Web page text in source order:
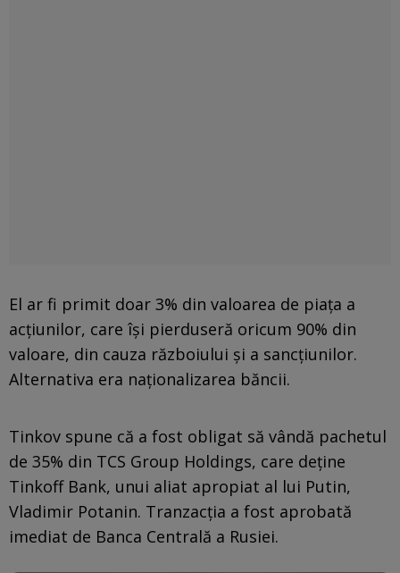
El ar fi primit doar 3% din valoarea de piața a
acțiunilor, care își pierduseră oricum 90% din
valoare, din cauza războiului și a sancțiunilor.
Alternativa era naționalizarea băncii.
Tinkov spune că a fost obligat să vândă pachetul
de 35% din TCS Group Holdings, care deține
Tinkoff Bank, unui aliat apropiat al lui Putin,
Vladimir Potanin. Tranzacția a fost aprobată
imediat de Banca Centrală a Rusiei.